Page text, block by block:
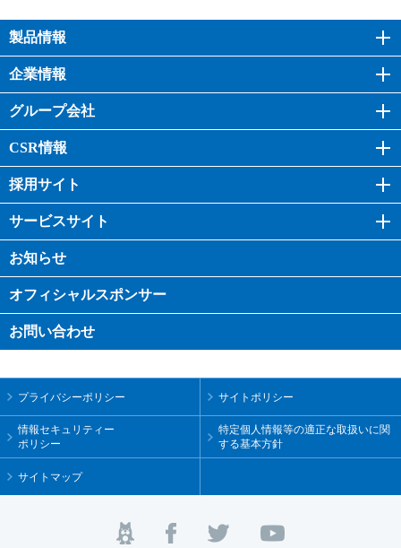
製品情報
企業情報
グループ会社
CSR情報
採用サイト
サービスサイト
お知らせ
オフィシャルスポンサー
お問い合わせ
プライバシーポリシー サイトポリシー
情報セキュリティー
ポリシー
特定個人情報等の適正な取扱いに関
する基本方針
サイトマップ